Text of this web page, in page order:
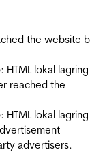
the website
: HTML lokal lagring
reached the
: HTML lokal lagring
advertisers.